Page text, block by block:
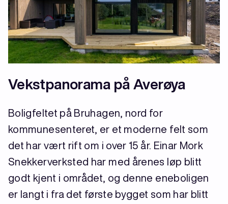
Vekstpanorama på Averøya
Boligfeltet på Bruhagen, nord for
kommunesenteret, er et moderne felt som
det har vært rift om i over 15 år. Einar Mork
Snekkerverksted har med årenes løp blitt
godt kjent i området, og denne eneboligen
er langt i fra det første bygget som har blitt